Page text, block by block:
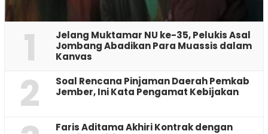
1
Jelang Muktamar NU ke-35, Pelukis Asal
Jombang Abadikan Para Muassis dalam
Kanvas
2
‎Soal Rencana Pinjaman Daerah Pemkab
Jember, Ini Kata Pengamat Kebijakan ‎
Faris Aditama Akhiri Kontrak dengan